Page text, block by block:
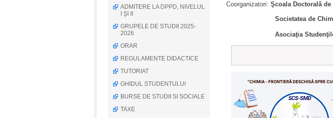
ADMITERE LA DPPD, NIVELUL
I ŞI II
GRUPELE DE STUDII 2025-
2026
ORAR
REGULAMENTE DIDACTICE
TUTORIAT
GHIDUL STUDENTULUI
BURSE DE STUDII SI SOCIALE
TAXE
Coorganizatori: Şcoala Doctorală
Societatea de
Asociaţia Studenţilor